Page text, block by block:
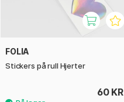
FOLIA
Stickers på rull Hjerter
60 KR